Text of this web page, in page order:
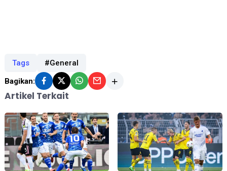
Tags #General
Bagikan:
Artikel Terkait